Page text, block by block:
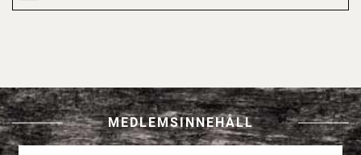
MEDLEMSINNEHÅLL